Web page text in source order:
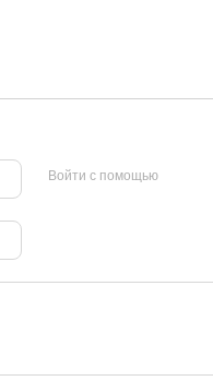
Войти с помощью